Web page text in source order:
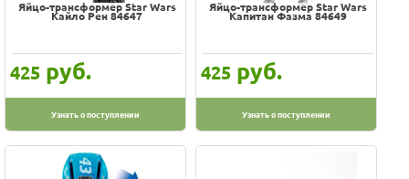
Яйцо-трансформер Star Wars
Кайло Рен 84647
425 руб.
Узнать о поступлении
Яйцо-трансформер Star Wars
Капитан Фазма 84649
425 руб.
Узнать о поступлении